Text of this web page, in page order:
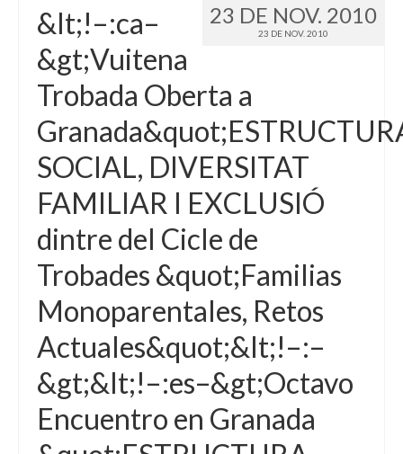
23 DE NOV. 2010
23 DE NOV. 2010
&lt;!–:ca–
&gt;Vuitena
Trobada Oberta a
SOCIAL, DIVERSITAT
FAMILIAR I EXCLUSIÓ
dintre del Cicle de
Trobades &quot;Familias
Monoparentales, Retos
Actuales&quot;&lt;!–:–
&gt;&lt;!–:es–&gt;Octavo
Encuentro en Granada